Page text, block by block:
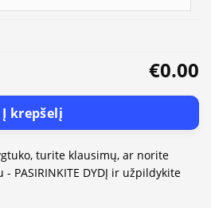
€0.00
Į krepšelį
turite klausimų, ar norite
PASIRINKITE DYDĮ ir užpildykite